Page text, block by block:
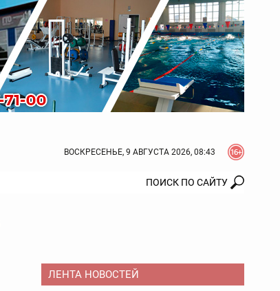
ВОСКРЕСЕНЬЕ, 9 АВГУСТА 2026, 08:43
ЛЕНТА НОВОСТЕЙ